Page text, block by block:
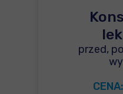
przed,
CENA: